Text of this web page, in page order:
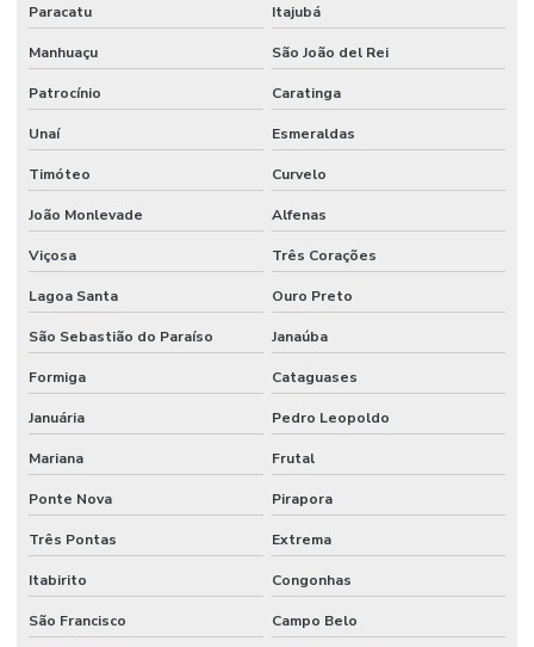
Paracatu Itajubá
Manhuaçu São João del Rei
Patrocínio Caratinga
Unaí Esmeraldas
Timóteo Curvelo
João Monlevade Alfenas
Viçosa Três Corações
Lagoa Santa Ouro Preto
São Sebastião do Paraíso Janaúba
Formiga Cataguases
Januária Pedro Leopoldo
Mariana Frutal
Ponte Nova Pirapora
Três Pontas Extrema
Itabirito Congonhas
São Francisco Campo Belo